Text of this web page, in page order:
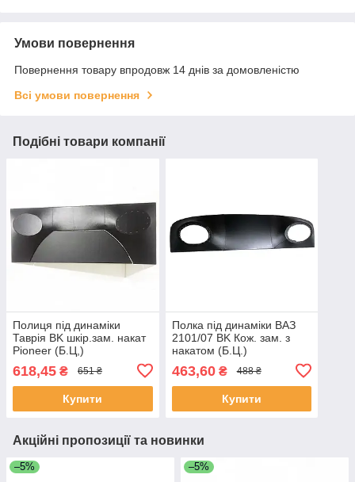
Умови повернення
Повернення товару впродовж 14 днів за домовленістю
Всі умови повернення
Подібні товари компанії
Полиця під динаміки
Таврія BK шкір.зам. накат
Pioneer (Б.Ц,)
618,45 ₴ 651 ₴
Купити
Полка під динаміки ВАЗ
2101/07 BK Кож. зам. з
накатом (Б.Ц.)
463,60₴ 488 ₴
Купити
Акційні пропозиції та новинки
–5% –5%